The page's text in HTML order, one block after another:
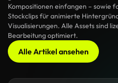
Kompositionen einfangen – sowie
Stockclips für animierte
Visualisierungen. Alle Assets sind
Bearbeitung optimiert.
Alle Artikel ansehen